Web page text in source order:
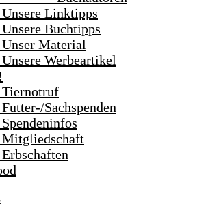
Linktipps
Buchtipps
Material
Werbeartikel
Sachspenden